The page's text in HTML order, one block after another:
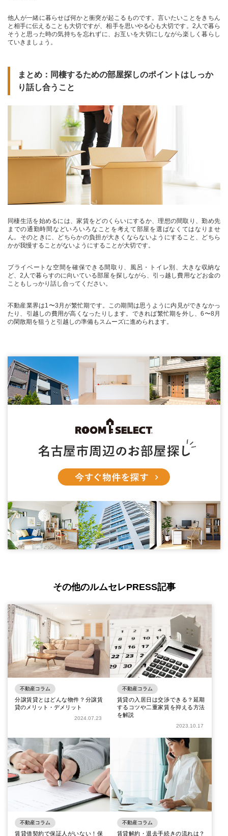
他人が一緒に暮らせば何かと衝突が起こるものです。言いたいことをきちん
と相手に伝えることも大切ですが、相手を思いやる心も大切です。2人で暮ら
そうと思った時の気持ちを忘れずに、お互いを大切にしながら楽しく暮らし
ていきましょう。
まとめ：同棲するための部屋探しのポイントはしっか
り話し合うこと
同棲生活を始めるには、家賃をどのくらいにするか、理想の間取り、勤め先
までの通勤時間などいろいろなことを考えて部屋を選ばなくてはなりませ
ん。そのときに、どちらかの負担が大きくならないようにすること、どちら
かが我慢することがないようにすることが大切です。
プライベートな空間を確保できる間取り、風呂・トイレ別、大きな収納な
ど、2人で暮らすのに向いている部屋を探しながら、引っ越し費用などお金の
こともしっかり話し合ってください。
不動産業界は1〜3月が繁忙期です。この期間は思うように内見ができなかっ
たり、引越しの費用が高くなったりします。できれば繁忙期を外し、6〜8月
の閑散期を狙うと引越しの準備もスムーズに進められます。
その他のルムセレPRESS記事
不動産コラム
分譲賃貸とはどんな物件？分譲賃
貸のメリット・デメリット
2024.07.23
不動産コラム
賃貸の入居日は交渉できる？延期
するコツや二重家賃を抑える方法
を解説
2023.10.17
不動産コラム
賃貸借契約で保証人がいない！保
不動産コラム
賃貸解約・退去手続きの流れは？